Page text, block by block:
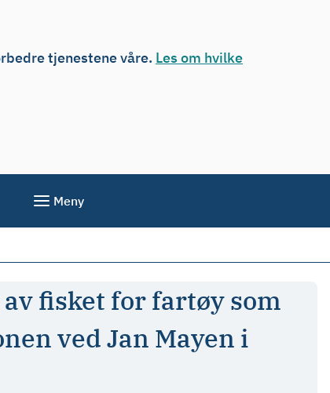
tjenestene våre. Les om hvilke
Meny
fisket for fartøy som
ved Jan Mayen i